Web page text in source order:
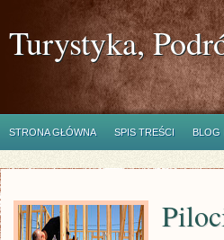
Turystyka,
STRONA GŁÓWNA SPIS TREŚCI BLOG